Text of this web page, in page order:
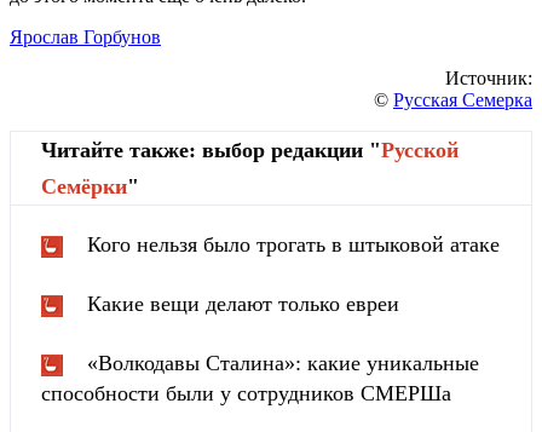
Ярослав Горбунов
Источник:
© Русская Семерка
Читайте также: выбор редакции "Русской
Cемёрки"
Кого нельзя было трогать в штыковой атаке
Какие вещи делают только евреи
«Волкодавы Сталина»: какие уникальные
способности были у сотрудников СМЕРШа